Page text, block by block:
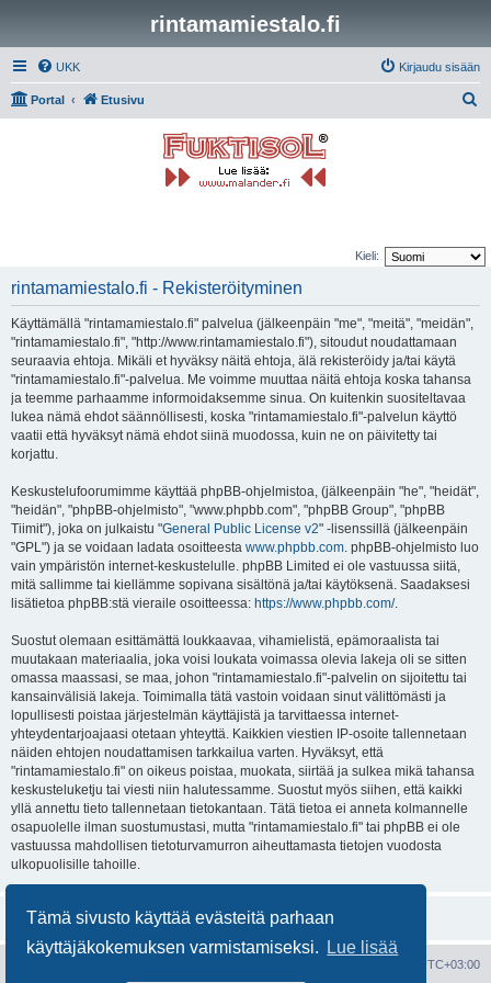
Tämä sivusto käyttää evästeitä parhaan
käyttäjäkokemuksen varmistamiseksi.
Lue lisää
rintamamiestalo.fi
UKK Kirjaudu sisään
Portal Etusivu
Kieli:
rintamamiestalo.fi - Rekisteröityminen
Käyttämällä "rintamamiestalo.fi" palvelua (jälkeenpäin "me", "meitä", "meidän",
"rintamamiestalo.fi", "http://www.rintamamiestalo.fi"), sitoudut noudattamaan
seuraavia ehtoja. Mikäli et hyväksy näitä ehtoja, älä rekisteröidy ja/tai käytä
"rintamamiestalo.fi"-palvelua. Me voimme muuttaa näitä ehtoja koska tahansa
ja teemme parhaamme informoidaksemme sinua. On kuitenkin suositeltavaa
lukea nämä ehdot säännöllisesti, koska "rintamamiestalo.fi"-palvelun käyttö
vaatii että hyväksyt nämä ehdot siinä muodossa, kuin ne on päivitetty tai
korjattu.
Keskustelufoorumimme käyttää phpBB-ohjelmistoa, (jälkeenpäin "he", "heidät",
"heidän", "phpBB-ohjelmisto", "www.phpbb.com", "phpBB Group", "phpBB
Tiimit"), joka on julkaistu "General Public License v2" -lisenssillä (jälkeenpäin
"GPL") ja se voidaan ladata osoitteesta www.phpbb.com. phpBB-ohjelmisto luo
vain ympäristön internet-keskustelulle. phpBB Limited ei ole vastuussa siitä,
mitä sallimme tai kiellämme sopivana sisältönä ja/tai käytöksenä. Saadaksesi
lisätietoa phpBB:stä vieraile osoitteessa: https://www.phpbb.com/.
Suostut olemaan esittämättä loukkaavaa, vihamielistä, epämoraalista tai
muutakaan materiaalia, joka voisi loukata voimassa olevia lakeja oli se sitten
omassa maassasi, se maa, johon "rintamamiestalo.fi"-palvelin on sijoitettu tai
kansainvälisiä lakeja. Toimimalla tätä vastoin voidaan sinut välittömästi ja
lopullisesti poistaa järjestelmän käyttäjistä ja tarvittaessa internet-
yhteydentarjoajaasi otetaan yhteyttä. Kaikkien viestien IP-osoite tallennetaan
näiden ehtojen noudattamisen tarkkailua varten. Hyväksyt, että
"rintamamiestalo.fi" on oikeus poistaa, muokata, siirtää ja sulkea mikä tahansa
keskusteluketju tai viesti niin halutessamme. Suostut myös siihen, että kaikki
yllä annettu tieto tallennetaan tietokantaan. Tätä tietoa ei anneta kolmannelle
osapuolelle ilman suostumustasi, mutta "rintamamiestalo.fi" tai phpBB ei ole
vastuussa mahdollisen tietoturvamurron aiheuttamasta tietojen vuodosta
ulkopuolisille tahoille.
UTC+03:00